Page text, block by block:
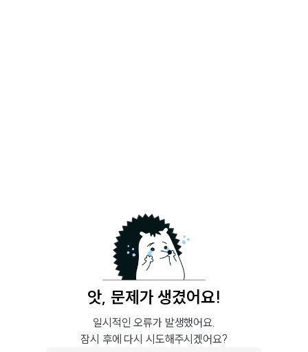
앗, 문제가 생겼어요!
일시적인 오류가 발생했어요.
잠시 후에 다시 시도해주시겠어요?